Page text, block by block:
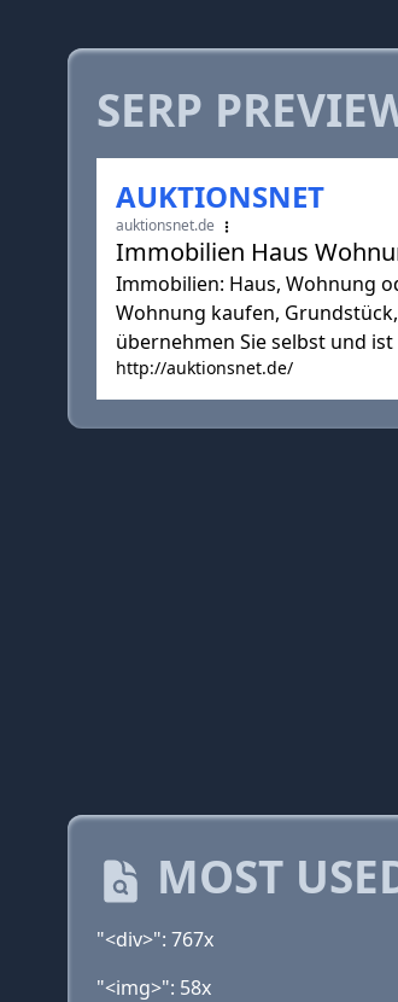
SERP
AUKTIONSNET
auktionsnet.de
Immobilien Haus
Immobilien: Haus, Wohnung
Wohnung kaufen,
übernehmen Sie selbst und
http://auktionsnet.de/
MOST
"<div>": 767x
"<img>": 58x